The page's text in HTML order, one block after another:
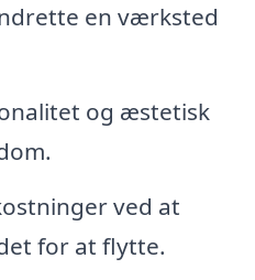
en værksted
og æstetisk
ved at
for at flytte.